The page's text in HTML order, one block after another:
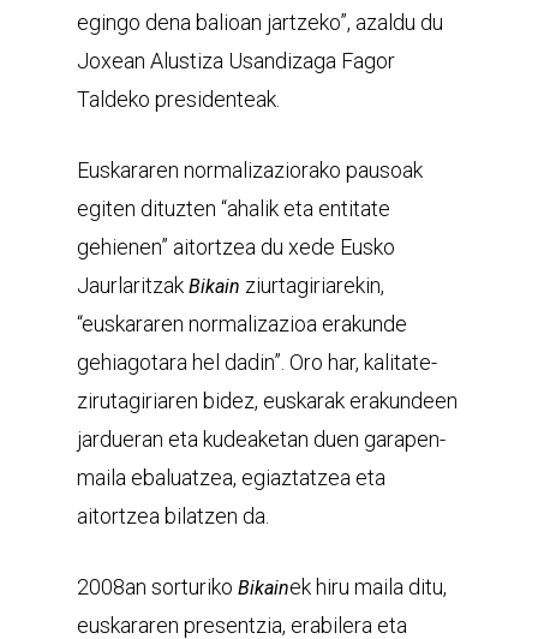
egingo dena balioan jartzeko”, azaldu du
Joxean Alustiza Usandizaga Fagor
Taldeko presidenteak.
Euskararen normalizaziorako pausoak
egiten dituzten “ahalik eta entitate
gehienen” aitortzea du xede Eusko
Jaurlaritzak Bikain ziurtagiriarekin,
“euskararen normalizazioa erakunde
gehiagotara hel dadin”. Oro har, kalitate-
zirutagiriaren bidez, euskarak erakundeen
jardueran eta kudeaketan duen garapen-
maila ebaluatzea, egiaztatzea eta
aitortzea bilatzen da.
2008an sorturiko Bikainek hiru maila ditu,
euskararen presentzia, erabilera eta